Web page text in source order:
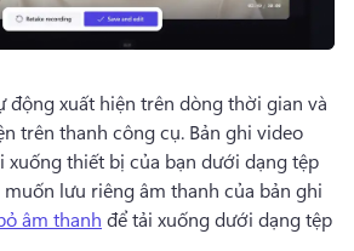
động xuất hiện trên dòng thời gian và
trên thanh công cụ. Bản ghi video
xuống thiết bị của bạn dưới dạng tệp
muốn lưu riêng âm thanh của bản ghi
âm thanh để tải xuống dưới dạng tệp